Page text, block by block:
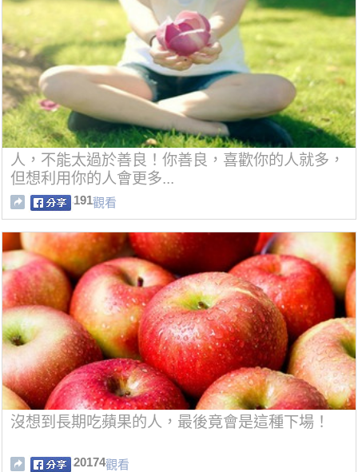
人，不能太過於善良！你善良，喜歡你的人就多，
但想利用你的人會更多...
191觀看
沒想到長期吃蘋果的人，最後竟會是這種下場！
20174觀看